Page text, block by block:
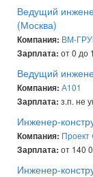
Ведущий
(Москва)
Компания: ВМ-
Зарплата: от 0 до
Ведущий
Компания: А101
Зарплата: з.п. не
Инженер-
Компания: Проект
Зарплата: от 140
Инженер-